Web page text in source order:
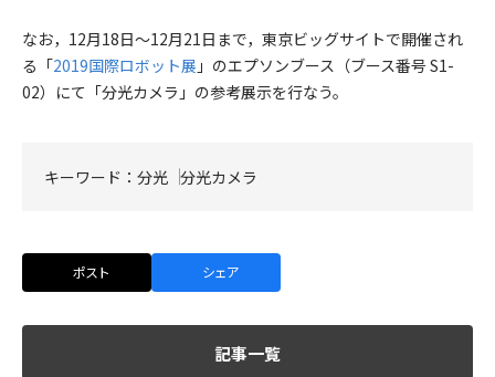
なお，12月18日～12月21日まで，東京ビッグサイトで開催され
る「2019国際ロボット展 」のエプソンブース（ブース番号 S1-
02）にて「分光カメラ」の参考展示を行なう。
キーワード： 分光 分光カメラ
ポスト シェア
記事一覧